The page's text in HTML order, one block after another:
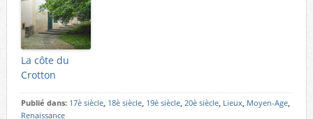
La côte du
Crotton
Publié dans: 17è siècle, 18è siècle, 19è siècle, 20è siècle, Lieux, Moyen-Age,
Renaissance